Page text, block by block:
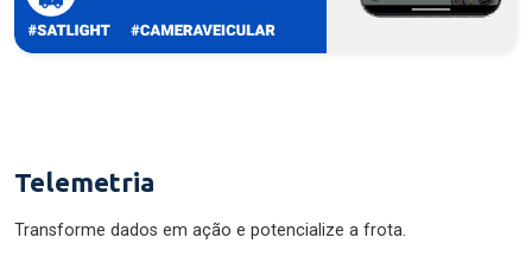
Telemetria
Transforme dados em ação e potencialize a frota.